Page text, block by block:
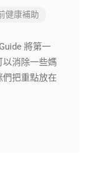
健康補助
將第一
消除一些媽
把重點放在